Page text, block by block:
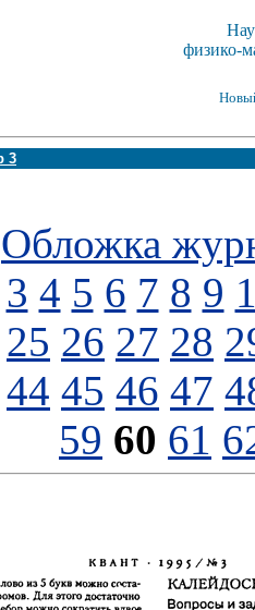
физико-
3
Обложка
3 4 5 6 7 8 9
25 26 27 28
44 45 46 47
59 60 61